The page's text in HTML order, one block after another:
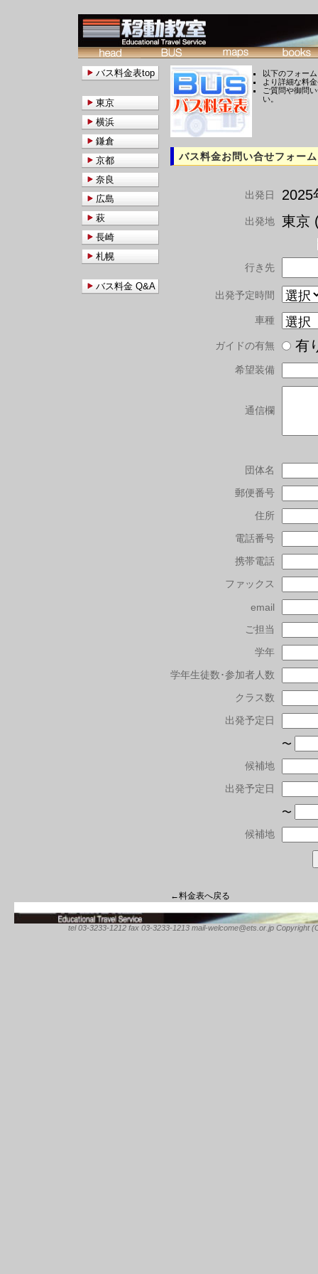
以下のフォー
より詳細な料
ご質問や御問
い。
バス料金お問い合せフォーム
出発日 2025
出発地 東京
行き先
出発予定時間
車種
ガイドの有無
希望装備
通信欄
団体名
郵便番号
住所
電話番号
携帯電話
ファックス
email
ご担当
学年
学年生徒数･参加者人数
クラス数
出発予定日
〜
候補地
出発予定日
〜
候補地
←料金表へ戻る
バス料金表top
東京
横浜
鎌倉
京都
奈良
広島
萩
長崎
札幌
バス料金 Q&A
tel 03-3233-1212 fax 03-3233-1213 mail-welcome@ets.or.jp Copyright